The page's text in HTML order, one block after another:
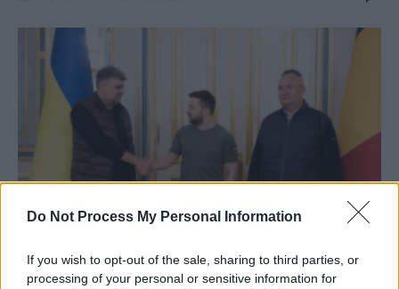
Do Not Process My Personal Information
If you wish to opt-out of the sale, sharing to third parties, or
processing of your personal or sensitive information for
Regimul ilegitim de la București aliniază
România cu Ungaria și Slovacia,...
Matei Udrea luni, 23 decembrie 2024